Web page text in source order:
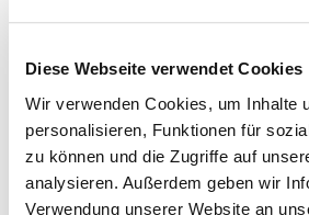
Diese Webseite verwendet Cookies
Wir verwenden Cookies, um Inhalte
personalisieren, Funktionen für
zu können und die Zugriffe auf
analysieren. Außerdem geben wir
Verwendung unserer Website an
international anerkannt. Ihr weiterer
Schweißtechnischen Ausbildung.
PERSPEKTIVEN
Die Qualifikation als DVS-VWTS-
nächste Baustein für den